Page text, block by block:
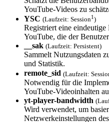
YouTube-Videos zu
YSC (Laufzeit: Session1)
Registriert eine
YouTube, die der
__sak (Laufzeit: Persistent)
Sammelt Nutzungsdaten
und Statistik.
remote_sid (Laufzeit:
Notwendig für die
YouTube-Videoinhalten
yt-player-bandw­idth
Wird verwendet, um
Netzwerkeinstellungen